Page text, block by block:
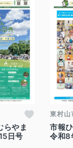
らやま
日号
東村山
市報
令和8